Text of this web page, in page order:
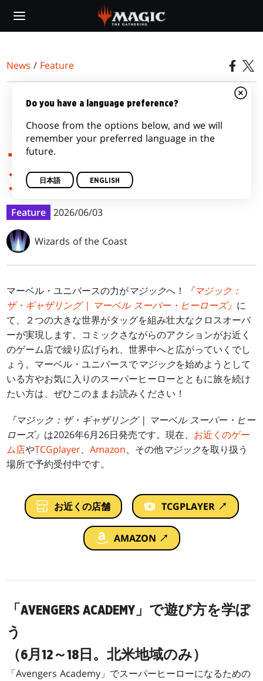
main
News / Feature
『マジック：ザ・ギャザ
リング | マーベル スーパ
ー・ヒーローズ』シーズ
ンのイベント一覧
Feature 2026/06/03
Wizards of the Coast
マーベル・ユニバースの力がマジックへ！
『マジック：
ザ・ギャザリング | マーベル スーパー・ヒーローズ』 に
て、２つの大きな世界がタッグを組み壮大なクロスオーバ
ーが実現します。コミックさながらのアクションがお近く
のゲーム店で繰り広げられ、世界中へと広がっていくでし
ょう。マーベル・ユニバースでマジックを始めようとして
いる方やお気に入りのスーパーヒーローとともに旅を続け
たい方は、ぜひこのままお読みください！
『マジック：ザ・ギャザリング | マーベル スーパー・ヒー
ローズ』 は2026年6月26日発売です。現在、 お近くのゲー
ム店やTCGplayer、Amazon、その他マジックを取り扱う
場所で予約受付中です。
お近くの店舗 TCGPLAYER ↗
AMAZON ↗
「AVENGERS ACADEMY」で遊び方を学ぼ
う
（6月12～18日。北米地域のみ）
「Avengers Academy」でスーパーヒーローになるための
Do you have a language preference?
Choose from the options below, and we will
remember your preferred language in the
future.
日本語 ENGLISH